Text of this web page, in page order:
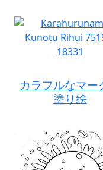
カラフルなマー
塗り絵